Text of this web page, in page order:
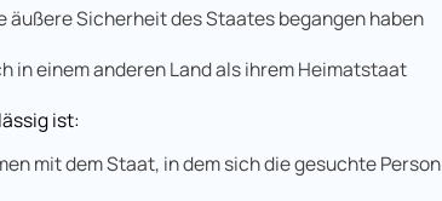
äußere Sicherheit des Staates begangen haben
einem anderen Land als ihrem Heimatstaat
ist:
mit dem Staat, in dem sich die gesuchte Person